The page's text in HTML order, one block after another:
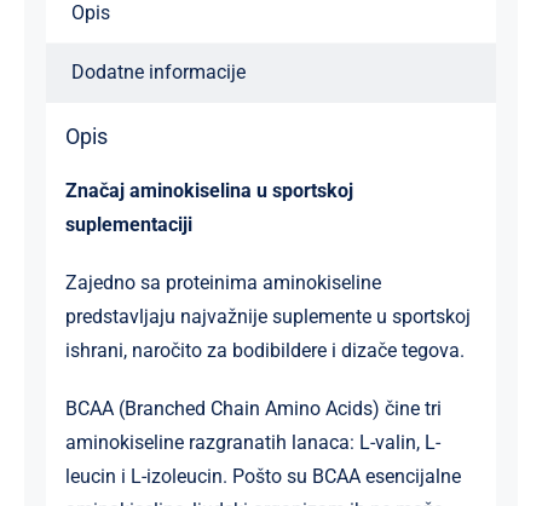
Opis
Dodatne informacije
Opis
Značaj aminokiselina u sportskoj
suplementaciji
Zajedno sa proteinima aminokiseline
predstavljaju najvažnije suplemente u sportskoj
ishrani, naročito za bodibildere i dizače tegova.
BCAA (Branched Chain Amino Acids) čine tri
aminokiseline razgranatih lanaca: L-valin, L-
leucin i L-izoleucin. Pošto su BCAA esencijalne